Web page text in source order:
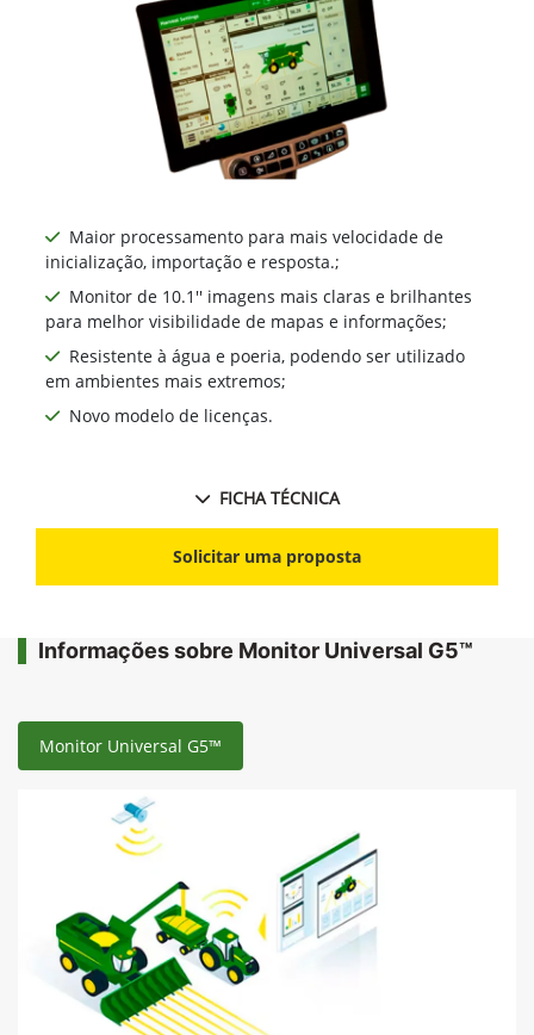
Maior processamento para mais velocidade de
inicialização, importação e resposta.;
Monitor de 10.1'' imagens mais claras e brilhantes
para melhor visibilidade de mapas e informações;
Resistente à água e poeria, podendo ser utilizado
em ambientes mais extremos;
Novo modelo de licenças.
FICHA TÉCNICA
Solicitar uma proposta
Informações sobre Monitor Universal G5™
Monitor Universal G5™